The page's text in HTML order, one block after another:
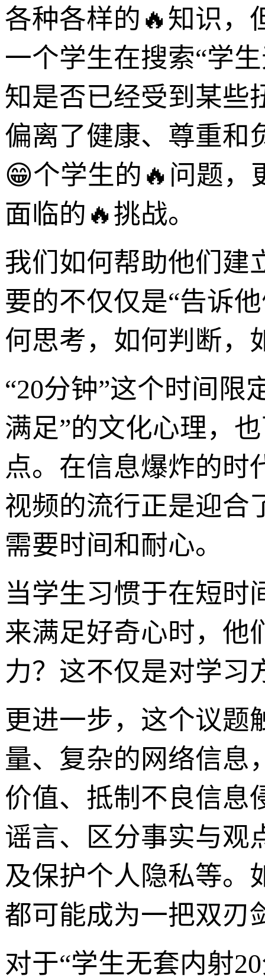
各种各样的🔥知识，
一个学生在搜索“学
知是否已经受到某些
偏离了健康、尊重和
😁个学生的🔥问题，
面临的🔥挑战。
我们如何帮助他们建
要的不仅仅是“告诉
何思考，如何判断，
“20分钟”这个时间限
满足”的文化心理，
点。在信息爆炸的时
视频的流行正是迎合
需要时间和耐心。
当学生习惯于在短时
来满足好奇心时，他
力？这不仅是对学习
更进一步，这个议题
量、复杂的网络信息
价值、抵制不良信息
谣言、区分事实与观
及保护个人隐私等。
都可能成为一把双刃
对于“学生无套内射